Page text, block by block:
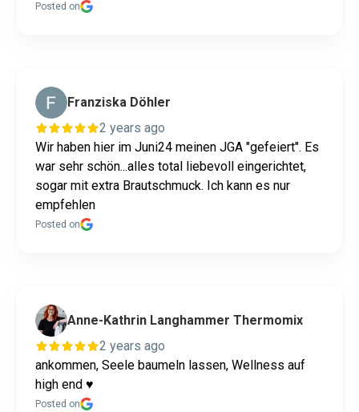
Posted on
Franziska Döhler
2 years ago
Wir haben hier im Juni24 meinen JGA "gefeiert". Es
war sehr schön...alles total liebevoll eingerichtet,
sogar mit extra Brautschmuck. Ich kann es nur
empfehlen
Posted on
Anne-Kathrin Langhammer Thermomix
2 years ago
ankommen, Seele baumeln lassen, Wellness auf
high end ♥️
Posted on